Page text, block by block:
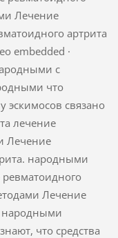
Лечение
артрита
embedded ·
с
что
эскимосов связано
лечение
Лечение
народными
Лечение
народными
что средства